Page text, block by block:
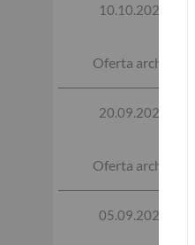
10.10.2023
Oferta archiwalna
20.09.2023
Oferta archiwalna
05.09.2023